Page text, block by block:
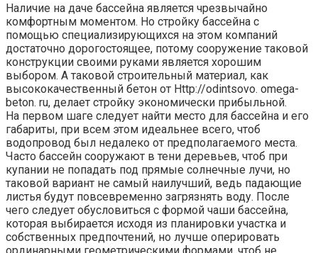
Наличие на даче бассейна является чрезвычайно
комфортным моментом. Но стройку бассейна с
помощью специализирующихся на этом компаний
достаточно дорогостоящее, потому сооружение таковой
конструкции своими руками является хорошим
выбором. А таковой строительный материал, как
высококачественный бетон от Http://odintsovo. omega-
beton. ru, делает стройку экономически прибыльной.
На первом шаге следует найти место для бассейна и его
габариты, при всем этом идеальнее всего, чтоб
водопровод был недалеко от предполагаемого места.
Часто бассейн сооружают в тени деревьев, чтоб при
купании не попадать под прямые солнечные лучи, но
таковой вариант не самый наилучший, ведь падающие
листья будут повсевременно загрязнять воду. После
чего следует обусловиться с формой чаши бассейна,
которая выбирается исходя из планировки участка и
собственных предпочтений, но лучше оперировать